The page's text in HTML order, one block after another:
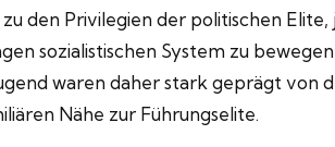
den Privilegien der politischen Elite,
sozialistischen System zu
waren daher stark geprägt von
Nähe zur Führungselite.